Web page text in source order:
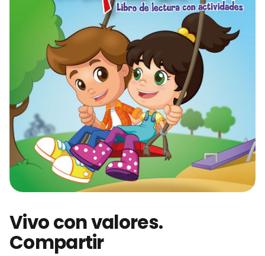
Vivo con valores.
Compartir